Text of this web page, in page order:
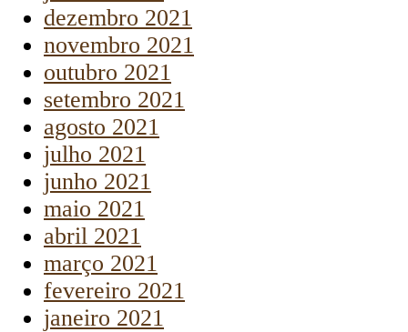
dezembro 2021
novembro 2021
outubro 2021
setembro 2021
agosto 2021
julho 2021
junho 2021
maio 2021
abril 2021
março 2021
fevereiro 2021
janeiro 2021